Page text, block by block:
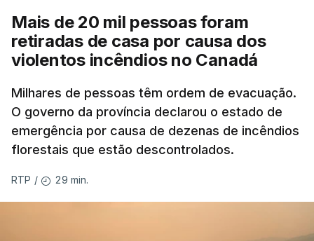
Mais de 20 mil pessoas foram
retiradas de casa por causa dos
violentos incêndios no Canadá
Milhares de pessoas têm ordem de evacuação.
O governo da província declarou o estado de
emergência por causa de dezenas de incêndios
florestais que estão descontrolados.
RTP / 29 min.